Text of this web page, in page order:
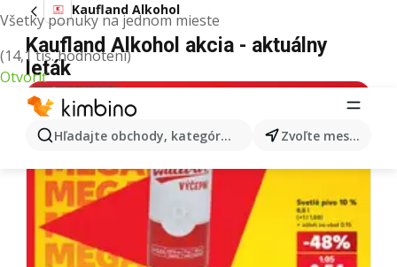
Všetky ponuky na jednom mieste
(14,1 tis. hodnotení)
Otvoriť
Hľadajte obchody, kategórie, produkty... Zvoľte mesto
Kaufland Alkohol
Kaufland Alkohol akcia - aktuálny
leták